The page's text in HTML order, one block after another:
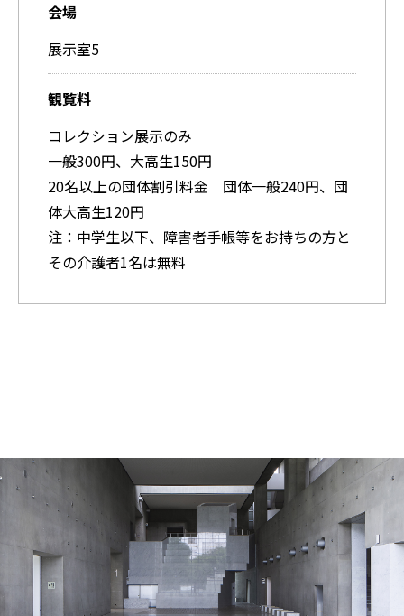
会場
展示室5
観覧料
コレクション展示のみ
一般300円、大高生150円
20名以上の団体割引料金 団体一般240円、団
体大高生120円
注：中学生以下、障害者手帳等をお持ちの方と
その介護者1名は無料